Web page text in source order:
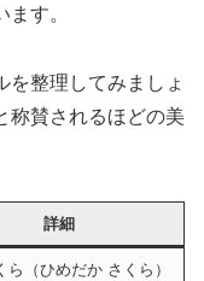
す。
を整理してみましょ
称賛されるほどの美
詳細
ら（ひめだか さくら）